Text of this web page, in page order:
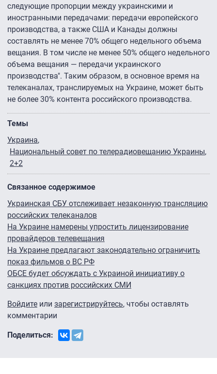
следующие пропорции между украинскими и
иностранными передачами: передачи европейского
производства, а также США и Канады должны
составлять не менее 70% общего недельного объема
вещания. В том числе не менее 50% общего недельного
объема вещания — передачи украинского
производства". Таким образом, в основное время на
телеканалах, транслируемых на Украине, может быть
не более 30% контента российского производства.
Темы
Украина
Национальный совет по телерадиовещанию Украины
2+2
Связанное содержимое
Украинская СБУ отслеживает незаконную трансляцию
российских телеканалов
На Украине намерены упростить лицензирование
провайдеров телевещания
На Украине предлагают законодательно ограничить
показ фильмов о ВС РФ
ОБСЕ будет обсуждать с Украиной инициативу о
санкциях против российских СМИ
Войдите или зарегистрируйтесь, чтобы оставлять
комментарии
Поделиться: